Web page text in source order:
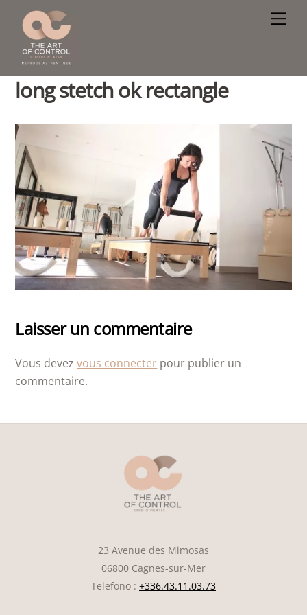
content
long stetch ok rectangle
Laisser un commentaire
Vous devezvous connecter pour publier un
commentaire.
23 Avenue des Mimosas
06800 Cagnes-sur-Mer
Telefono : +336.43.11.03.73